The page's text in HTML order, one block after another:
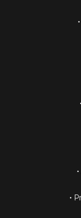
•
•
•